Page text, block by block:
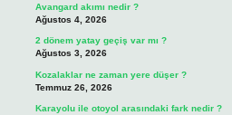
Avangard akımı nedir ?
Ağustos 4, 2026
2 dönem yatay geçiş var mı ?
Ağustos 3, 2026
Kozalaklar ne zaman yere düşer ?
Temmuz 26, 2026
Karayolu ile otoyol arasındaki fark nedir ?